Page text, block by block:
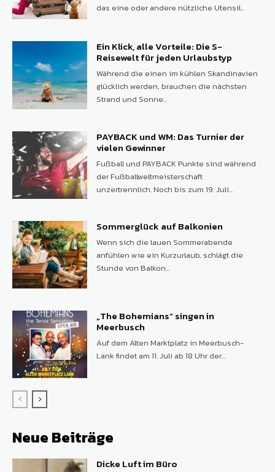
das eine oder andere nützliche Utensil...
Ein Klick, alle Vorteile: Die S-
Reisewelt für jeden Urlaubstyp
Während die einen im kühlen Skandinavien
glücklich werden, brauchen die nächsten
Strand und Sonne...
PAYBACK und WM: Das Turnier der
vielen Gewinner
Fußball und PAYBACK Punkte sind während
der Fußballweltmeisterschaft
unzertrennlich. Noch bis zum 19. Juli...
Sommerglück auf Balkonien
Wenn sich die lauen Sommerabende
anfühlen wie ein Kurzurlaub, schlägt die
Stunde von Balkon...
„The Bohemians“ singen in
Meerbusch
Auf dem Alten Marktplatz in Meerbusch-
Lank findet am 11. Juli ab 18 Uhr der...
Neue Beiträge
Dicke Luft im Büro